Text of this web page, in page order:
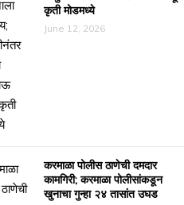
कृती मोडमध्ये
June 12, 2026
करमाळा पोलीस ठाणेची दमदार
कामगिरी; करमाळा पोलीसांकडून
खुनाचा गुन्हा २४ तासांत उघड